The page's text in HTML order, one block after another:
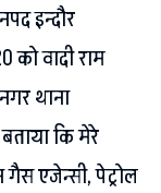
इन्दौर
वादी राम
थाना
कि मेरे
एजेन्सी, पेट्रोल